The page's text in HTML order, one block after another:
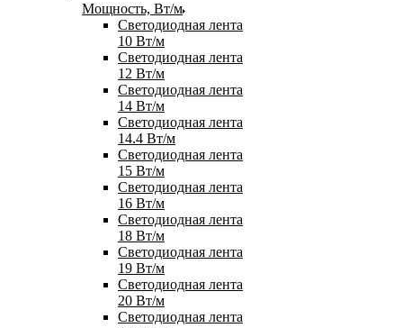
Мощность, Вт/м
Светодиодная лента
10 Вт/м
Светодиодная лента
12 Вт/м
Светодиодная лента
14 Вт/м
Светодиодная лента
14.4 Вт/м
Светодиодная лента
15 Вт/м
Светодиодная лента
16 Вт/м
Светодиодная лента
18 Вт/м
Светодиодная лента
19 Вт/м
Светодиодная лента
20 Вт/м
Светодиодная лента